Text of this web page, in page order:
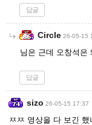
답글
Circle 26-05-15
님은 근데 오창석은
답글
sizo 26-05-15 17:37
ㅉㅉ 영상을 다 보긴